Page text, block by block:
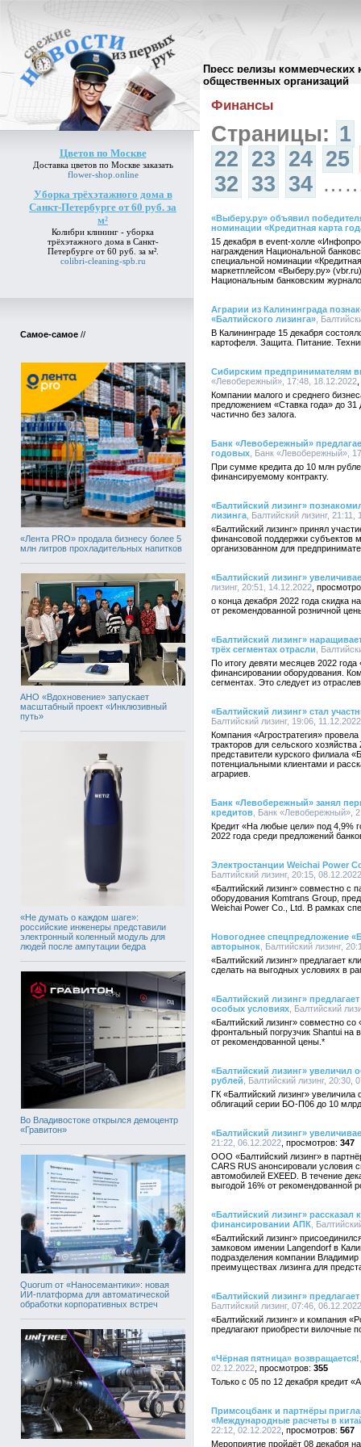
Пресс релизы коммерческих
общественных организаций
Цветов по Москве
Доставка цветов по Москвезаказать
flower-shop.online
Уборка трёхэтажного дома в
Санкт-Петербурге от 60 руб. за
м²
Колибри клининг - уборка
трёхэтажного дома в Санкт-
Петербурге от 60 руб. за м².
colibri-cleaning-spb.ru
Самое-самое //
«Лента PRO» продала бизнесу более 5
млн литров прохладительных напитков
АНО «Вдохновение» запускает
масштабный проект «Инклюзивный
путь»
«Не думать о каждом шаге»:
российские инженеры представили
электронный коленный модуль для
людей после ампутации бедра
Во Владивостоке открылся демоцентр
«Гравитон»
Quorum от «Наносемантики»: новая
ИИ-платформа для автоматической
обработки корпоративных встреч
Архив пресс-релизов//
Финансы
Страницы: 1
22 23 24 25
32 33 34
«Выберу.ру» объявил
номинации «Кредитная карта
15 декабря в event-холле
награждения Национальной
специальной номинации
маркетплейсом «Выберу.ру»
Национальным банковским
Аграрии из Калининграда
«Балтийского лизинга» ,
В Калининграде 15 декабря
картофеля. Защита. Питание.
Сибирским предпринимателям
«Левобережный», 17:48, 18.12.2022
Компании малого и среднего
предложением «Ставка года» до 31
частично без залога.
Банк «Левобережный»
годовых , Банк «Левобережный»,
При сумме кредита до 10 млн
финансируемому контракту.
«Балтийский лизинг»
лизинга , Балтийский лизинг, 21:11,
«Балтийский лизинг» принял
финансовой поддержки субъектов
организованном для
«Балтийский лизинг»
лизинг, 20:51, 14.12.2022
о конца декабря 2022 года скидка
от рекомендованной розничной
«Балтийский лизинг»
трёх сегментах отрасли ,
По итогу девяти месяцев 2022 года
финансировании оборудования.
сегментах. Это следует из
«Балтийский лизинг» стал
Балтийский лизинг, 19:06, 11.12.2022
Компания «Агростратегия»
тракторов для сельского
представители курского филиала
потенциальными клиентами и
аграриев.
Банк «Левобережный» занял
кредитов , Банк «Левобережный»,
Кредит «На любые цели» под 4,9%
2022 года среди предложений
Электростанции Weichai Power
Балтийский лизинг, 20:15, 08.12.2022
«Балтийский лизинг» совместно с
оборудования Komtrans Group,
Weichai Power Co., Ltd. В рамках
Новогоднее спецпредложение
авторынок , Балтийский лизинг,
«Балтийский лизинг» предлагает
сделать на выгодных условиях в
«Балтийский лизинг»
особых условиях , Балтийский
«Балтийский лизинг» совместно
фронтальный погрузчик Shantui на
от рекомендованной цены.*
«Балтийский лизинг» увеличил
рублей , Балтийский лизинг, 20:30,
ГК «Балтийский лизинг»
облигаций серии БО-П06 до 10
«Балтийский лизинг»
21:22, 06.12.2022
347
ООО «Балтийский лизинг» в
CARS RUS анонсировали условия
автомобилей EXEED. В течение
выгодой 16% от рекомендованной
«Балтийский лизинг»
финансировании АПК ,
«Балтийский лизинг»
замковом имении Langendorf в
подразделения компании
преимуществах лизинга для
«Балтийский лизинг»
Балтийский лизинг, 07:46, 06.12.2022
«Балтийский лизинг» и компания
предлагают приобрести вилочные
«Чёрная пятница» возвращается!
02.12.2022
355
Только с 05 по 12 декабря кредит
Примсоцбанк и партнёры
«Международные расчеты в
22:12, 02.12.2022
567
Мероприятие пройдёт 08 декабря